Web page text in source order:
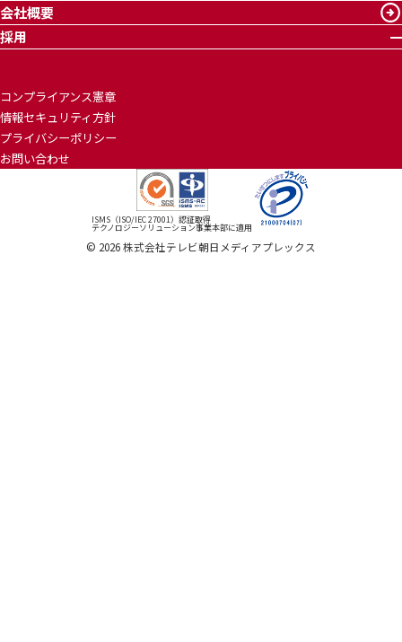
会社概要
採用
コンプライアンス憲章
情報セキュリティ方針
プライバシーポリシー
お問い合わせ
ISMS（ISO/IEC 27001）認証取得
テクノロジーソリューション事業本部に適用
© 2026株式会社テレビ朝日メディアプレックス